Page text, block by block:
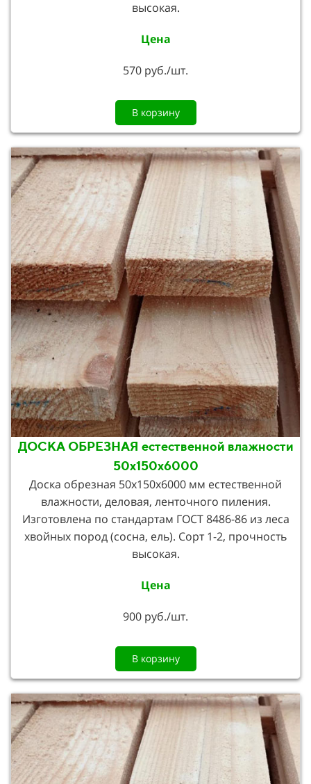
высокая.
Цена
570 руб./шт.
В корзину
ДОСКА ОБРЕЗНАЯ естественной влажности
50х150х6000
Доска обрезная 50х150х6000 мм естественной
влажности, деловая, ленточного пиления.
Изготовлена по стандартам ГОСТ 8486-86 из леса
хвойных пород (сосна, ель). Сорт 1-2, прочность
высокая.
Цена
900 руб./шт.
В корзину